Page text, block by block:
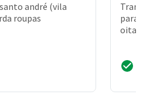
andré (vila
roupas
para